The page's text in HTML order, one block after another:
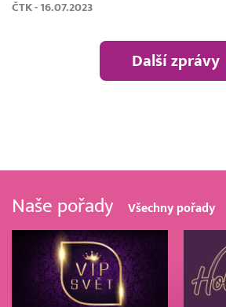
ČTK - 16.07.2023
Další zprávy
Naše pořady Všechny pořady